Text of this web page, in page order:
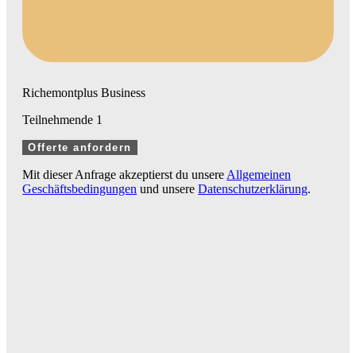
Richemontplus Business
Teilnehmende 1
Offerte anfordern
Mit dieser Anfrage akzeptierst du unsere Allgemeinen
Geschäftsbedingungen und unsereDatenschutzerklärung.